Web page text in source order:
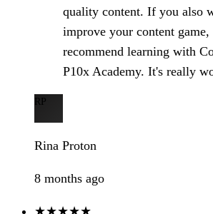
quality content. If you also
improve your content
recommend learning with
P10x Academy. It's really
RP
Rina Proton
8 months ago